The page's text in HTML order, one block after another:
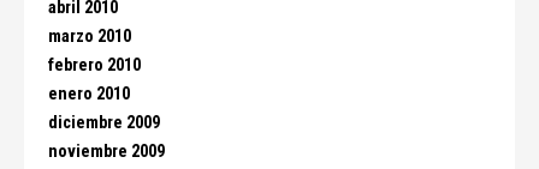
abril 2010
marzo 2010
febrero 2010
enero 2010
diciembre 2009
noviembre 2009